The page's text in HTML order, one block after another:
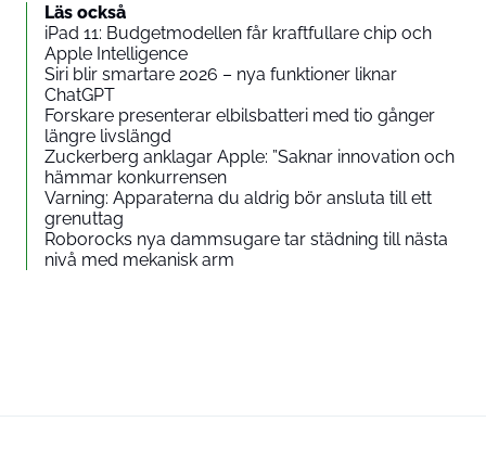
Läs också
iPad 11: Budgetmodellen får kraftfullare chip och
Apple Intelligence
Siri blir smartare 2026 – nya funktioner liknar
ChatGPT
Forskare presenterar elbilsbatteri med tio gånger
längre livslängd
Zuckerberg anklagar Apple: ”Saknar innovation och
hämmar konkurrensen
Varning: Apparaterna du aldrig bör ansluta till ett
grenuttag
Roborocks nya dammsugare tar städning till nästa
nivå med mekanisk arm